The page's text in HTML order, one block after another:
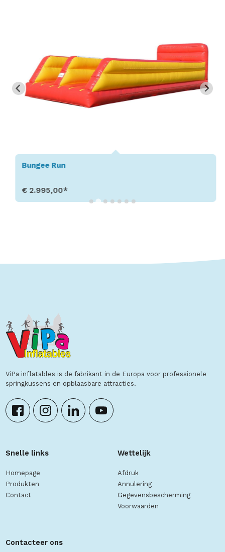
Bungee Run
€ 2.995,00*
ViPa inflatables is de fabrikant in de Europa voor professionele
springkussens en opblaasbare attracties.
Snelle links
Homepage
Produkten
Contact
Wettelijk
Afdruk
Annulering
Gegevensbescherming
Voorwaarden
Contacteer ons